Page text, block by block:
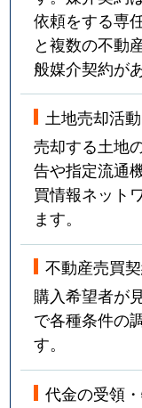
依頼をする専
と複数の不動
般媒介契約が
土地売却活動
売却する土地
告や指定流通
買情報ネット
ます。
不動産売買
購入希望者が
で各種条件の
す。
代金の受領